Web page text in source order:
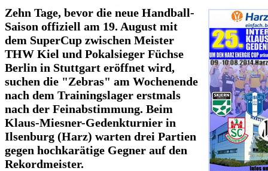
Zehn Tage, bevor die neue Handball-
Saison offiziell am 19. August mit
dem SuperCup zwischen Meister
THW Kiel und Pokalsieger Füchse
Berlin in Stuttgart eröffnet wird,
suchen die "Zebras" am Wochenende
nach dem Trainingslager erstmals
nach der Feinabstimmung. Beim
Klaus-Miesner-Gedenkturnier in
Ilsenburg (Harz) warten drei Partien
gegen hochkarätige Gegner auf den
Rekordmeister.